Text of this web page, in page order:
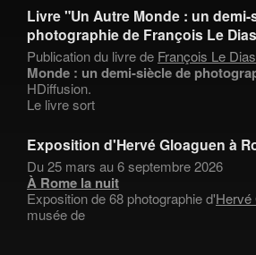
Livre "Un Autre Monde : un demi-
photographie de François Le
Publication du livre de François Le
Monde : un demi-siècle de
HDiffusion.
Le livre sort
Exposition d'Hervé Gloaguen à
Du 25 mars au 6 septembre 2026
À Rome la nuit
Exposition de 68 photographie d'Hervé
musée de